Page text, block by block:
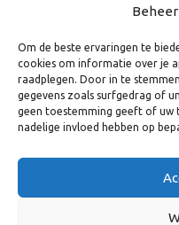
Om de beste ervaringen te
cookies om informatie over je
raadplegen. Door in te
gegevens zoals surfgedrag of
geen toestemming geeft of uw
nadelige invloed hebben op
7001 EX Doetinchem
E-mail: info@8rhk.nl
Telefoonnummers
Privacyverklaring